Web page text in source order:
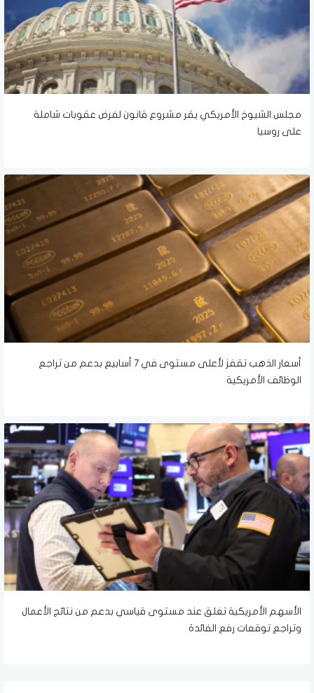
مجلس الشيوخ الأمريكي يقر مشروع قانون لفرض عقوبات شاملة
على روسيا
أسعار الذهب تقفز لأعلى مستوى في 7 أسابيع بدعم من تراجع
الوظائف الأمريكية
الأسهم الأمريكية تغلق عند مستوى قياسي بدعم من نتائج الأعمال
وتراجع توقعات رفع الفائدة